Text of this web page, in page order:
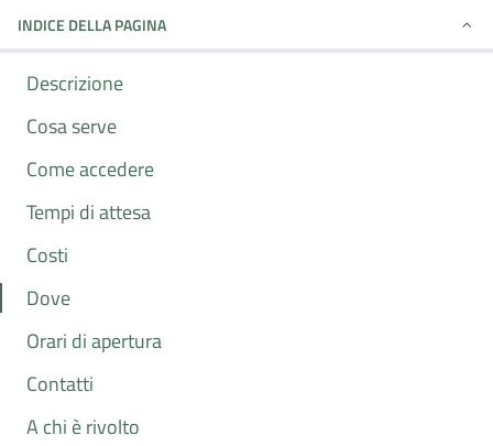
INDICE DELLA PAGINA
Descrizione
Cosa serve
Come accedere
Tempi di attesa
Costi
Dove
Orari di apertura
Contatti
A chi è rivolto